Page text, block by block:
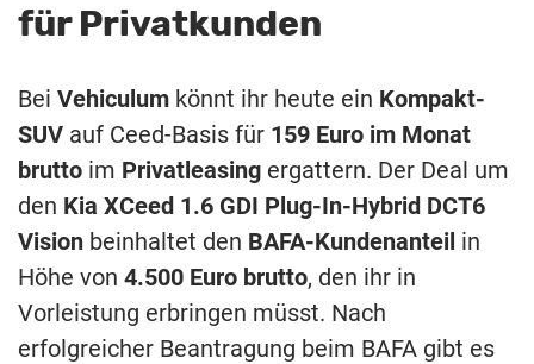
für Privatkunden
Bei Vehiculum könnt ihr heute ein Kompakt-
SUV auf Ceed-Basis für 159 Euro im Monat
brutto im Privatleasing ergattern. Der Deal um
den Kia XCeed 1.6 GDI Plug-In-Hybrid DCT6
Vision beinhaltet den BAFA-Kundenanteil in
Höhe von 4.500 Euro brutto, den ihr in
Vorleistung erbringen müsst. Nach
erfolgreicher Beantragung beim BAFA gibt es